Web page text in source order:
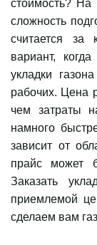
стоимость?
сложность
считается за
вариант,
укладки
рабочих. Цена
чем затраты
намного
зависит от
прайс может
Заказать
приемлемой
сделаем вам